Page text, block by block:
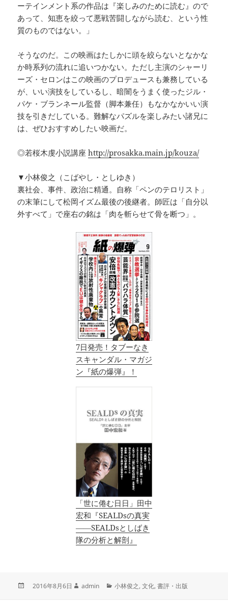
ーテインメント系の作品は『楽しみのために読む』ので
あって、知恵を絞って悪戦苦闘しながら読む、という性
質のものではない。」
そうなのだ。この映画はたしかに頭を絞らないとなかな
か時系列の流れに追いつかない。ただし主演のシャーリ
ーズ・セロンはこの映画のプロデュースも兼務している
が、いい演技をしているし、暗闇をうまく使ったジル・
パケ・ブランネール監督（脚本兼任）もなかなかいい演
技を引きだしている。難解なパズルを楽しみたい諸兄に
は、ぜひおすすめしたい映画だ。
◎若桜木虔小説講座http://prosakka.main.jp/kouza/
▼小林俊之（こばやし・としゆき）
裏社会、事件、政治に精通。自称「ペンのテロリスト」
の末筆にして松岡イズム最後の後継者。師匠は「自分以
外すべて」で座右の銘は「肉を斬らせて骨を断つ」。
7日発売！タブーなき
スキャンダル・マガジ
ン『紙の爆弾』！
「世に倦む日日」田中
宏和『SEALDsの真実
――SEALDsとしばき
隊の分析と解剖』
2016年8月6日
作
admin
カ
小林俊之,文化,書評・出版